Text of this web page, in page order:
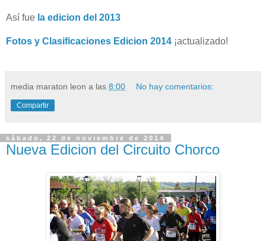
Así fue la edicion del 2013
Fotos y Clasificaciones Edicion 2014 ¡actualizado!
media maraton leon a las 8:00 No hay comentarios:
Compartir
sábado, 22 de noviembre de 2014
Nueva Edicion del Circuito Chorco